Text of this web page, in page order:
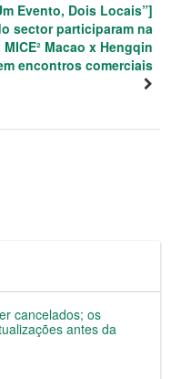
Evento, Dois Locais”]
sector participaram na
Macao x Hengqin
encontros comerciais
cancelados; os
antes da